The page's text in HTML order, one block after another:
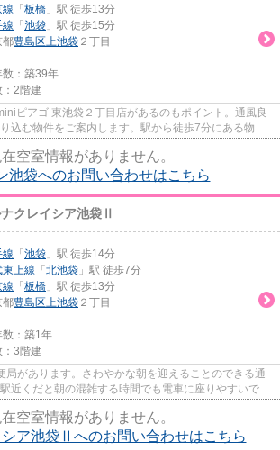
線 「 板橋 」駅 徒歩13分
線 「 池袋 」駅 徒歩15分
都豊島区上池袋 ２丁目
数：築39年
：2階建
ピアゴ 東池袋２丁目店があるのもポイント。通風良
込む物件をご案内します。駅から徒歩7分にある物件
空室情報がありません。
池袋へのお問い合わせはこちら
ナクレイシア池袋Ⅱ
線 「 池袋 」駅 徒歩14分
東上線 「 北池袋 」駅 徒歩7分
線 「 板橋 」駅 徒歩13分
都豊島区上池袋 ２丁目
数：築1年
：3階建
局があります。さわやかな朝を迎えることのできる通
近くだと朝の混雑する時間でも電車に座りやすいで
空室情報がありません。
シア池袋Ⅱへのお問い合わせはこちら